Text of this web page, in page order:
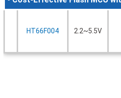
HT66F004 2.2~5.5V